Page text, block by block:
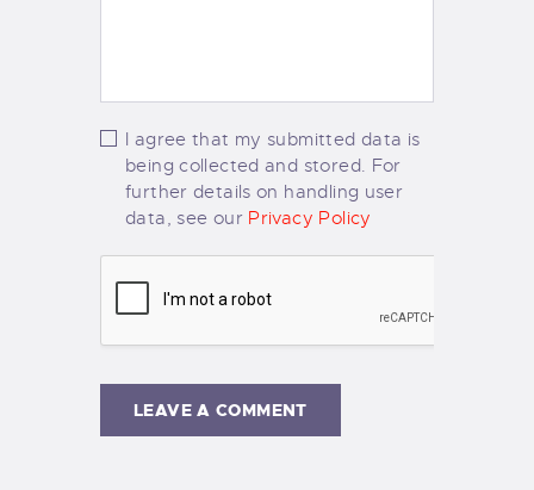
I agree that my submitted data is
being collected and stored. For
further details on handling user
data, see our Privacy Policy